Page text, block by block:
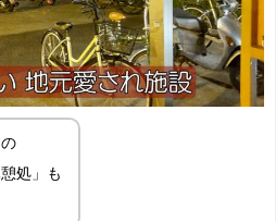
処」も